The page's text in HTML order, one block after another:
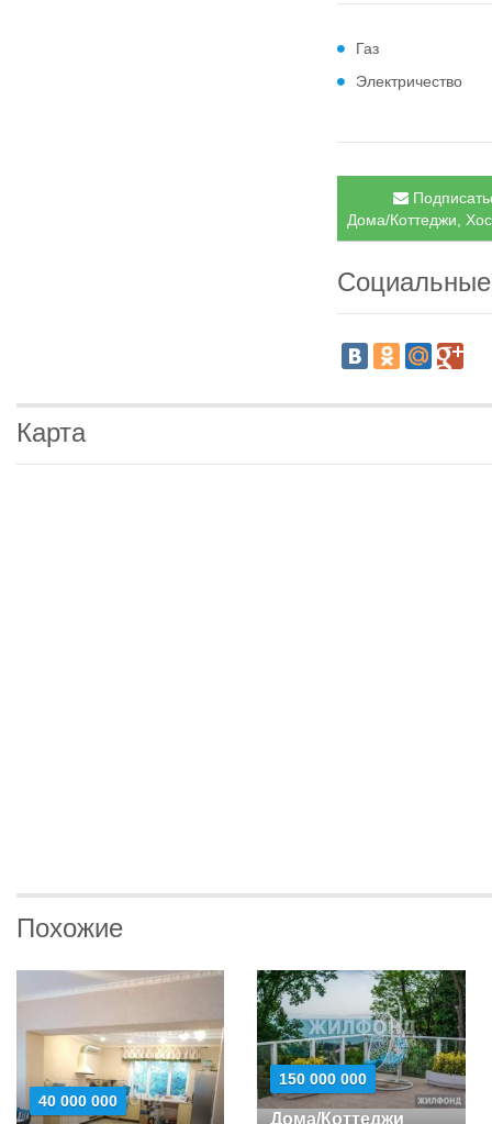
Газ
Электричество
Дома/Коттеджи,
Карта
Похожие
40 000 000
150 000 000
Дома/Коттеджи